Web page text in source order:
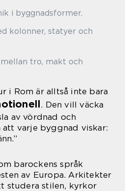
i byggnadsformer.
kolonner, statyer och
tro, makt och
i Rom är alltså inte bara
. Den vill väcka
av vördnad och
att varje byggnad viskar:
barockens språk
av Europa. Arkitekter
studera stilen, kyrkor